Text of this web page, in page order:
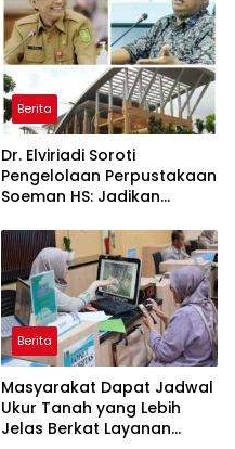
Kembali Diakui
Berita
Dr. Elviriadi Soroti
Pengelolaan Perpustakaan
Soeman HS: Jadikan
Kawah Candradimuka
Intelektual
Berita
Masyarakat Dapat Jadwal
Ukur Tanah yang Lebih
Jelas Berkat Layanan